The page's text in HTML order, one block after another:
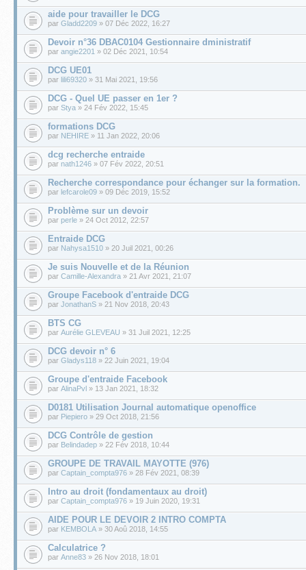
aide pour travailler le DCG
par Gladd2209 » 07 Déc 2022, 16:27
Devoir n°36 DBAC0104 Gestionnaire dministratif
par angie2201 » 02 Déc 2021, 10:54
DCG UE01
par lili69320 » 31 Mai 2021, 19:56
DCG - Quel UE passer en 1er ?
par Stya » 24 Fév 2022, 15:45
formations DCG
par NEHIRE » 11 Jan 2022, 20:06
dcg recherche entraide
par nath1246 » 07 Fév 2022, 20:51
Recherche correspondance pour échanger sur la formation.
par lefcarole09 » 09 Déc 2019, 15:52
Problème sur un devoir
par perle » 24 Oct 2012, 22:57
Entraide DCG
par Nahysa1510 » 20 Juil 2021, 00:26
Je suis Nouvelle et de la Réunion
par Camille-Alexandra » 21 Avr 2021, 21:07
Groupe Facebook d'entraide DCG
par JonathanS » 21 Nov 2018, 20:43
BTS CG
par Aurélie GLEVEAU » 31 Juil 2021, 12:25
DCG devoir n° 6
par Gladys118 » 22 Juin 2021, 19:04
Groupe d'entraide Facebook
par AlinaPvl » 13 Jan 2021, 18:32
D0181 Utilisation Journal automatique openoffice
par Piepiero » 29 Oct 2018, 21:56
DCG Contrôle de gestion
par Belindadep » 22 Fév 2018, 10:44
GROUPE DE TRAVAIL MAYOTTE (976)
par Captain_compta976 » 28 Fév 2021, 08:39
Intro au droit (fondamentaux au droit)
par Captain_compta976 » 19 Juin 2020, 19:31
AIDE POUR LE DEVOIR 2 INTRO COMPTA
par KEMBOLA » 30 Aoû 2018, 14:55
Calculatrice ?
par Anne83 » 26 Nov 2018, 18:01